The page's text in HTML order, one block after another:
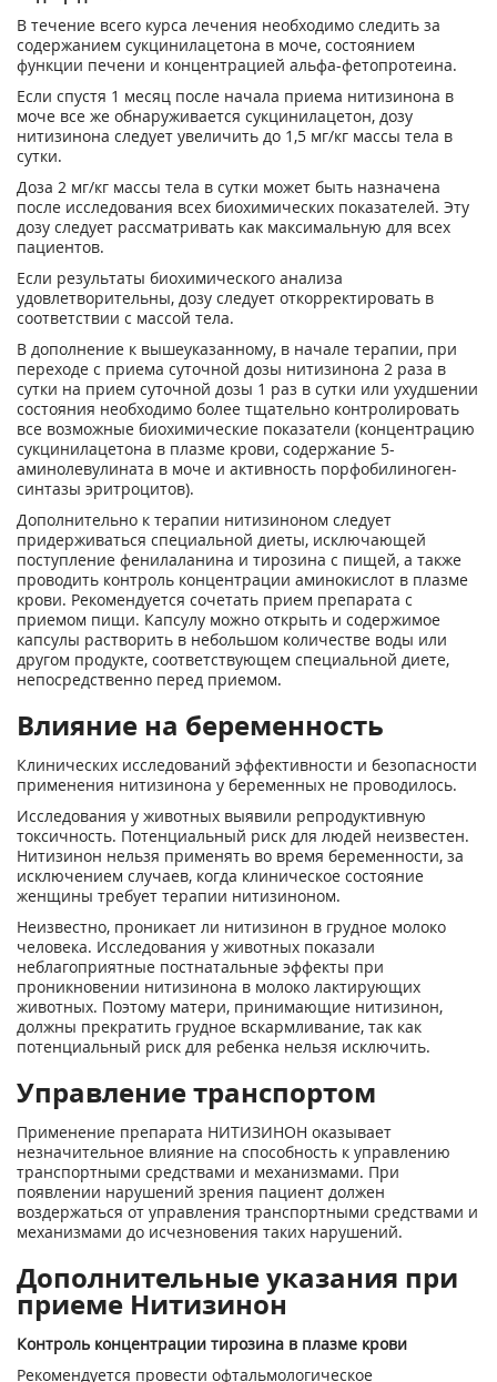
В течение всего курса лечения необходимо следить за
содержанием сукцинилацетона в моче, состоянием
функции печени и концентрацией альфа-фетопротеина.
Если спустя 1 месяц после начала приема нитизинона в
моче все же обнаруживается сукцинилацетон, дозу
нитизинона следует увеличить до 1,5 мг/кг массы тела в
сутки.
Доза 2 мг/кг массы тела в сутки может быть назначена
после исследования всех биохимических показателей. Эту
дозу следует рассматривать как максимальную для всех
пациентов.
Если результаты биохимического анализа
удовлетворительны, дозу следует откорректировать в
соответствии с массой тела.
В дополнение к вышеуказанному, в начале терапии, при
переходе с приема суточной дозы нитизинона 2 раза в
сутки на прием суточной дозы 1 раз в сутки или ухудшении
состояния необходимо более тщательно контролировать
все возможные биохимические показатели (концентрацию
сукцинилацетона в плазме крови, содержание 5-
аминолевулината в моче и активность порфобилиноген-
синтазы эритроцитов).
Дополнительно к терапии нитизиноном следует
придерживаться специальной диеты, исключающей
поступление фенилаланина и тирозина с пищей, а также
проводить контроль концентрации аминокислот в плазме
крови. Рекомендуется сочетать прием препарата с
приемом пищи. Капсулу можно открыть и содержимое
капсулы растворить в небольшом количестве воды или
другом продукте, соответствующем специальной диете,
непосредственно перед приемом.
Влияние на беременность
Клинических исследований эффективности и безопасности
применения нитизинона у беременных не проводилось.
Исследования у животных выявили репродуктивную
токсичность. Потенциальный риск для людей неизвестен.
Нитизинон нельзя применять во время беременности, за
исключением случаев, когда клиническое состояние
женщины требует терапии нитизиноном.
Неизвестно, проникает ли нитизинон в грудное молоко
человека. Исследования у животных показали
неблагоприятные постнатальные эффекты при
проникновении нитизинона в молоко лактирующих
животных. Поэтому матери, принимающие нитизинон,
должны прекратить грудное вскармливание, так как
потенциальный риск для ребенка нельзя исключить.
Управление транспортом
Применение препарата НИТИЗИНОН оказывает
незначительное влияние на способность к управлению
транспортными средствами и механизмами. При
появлении нарушений зрения пациент должен
воздержаться от управления транспортными средствами и
механизмами до исчезновения таких нарушений.
Дополнительные указания при
приеме Нитизинон
Контроль концентрации тирозина в плазме крови
Рекомендуется провести офтальмологическое